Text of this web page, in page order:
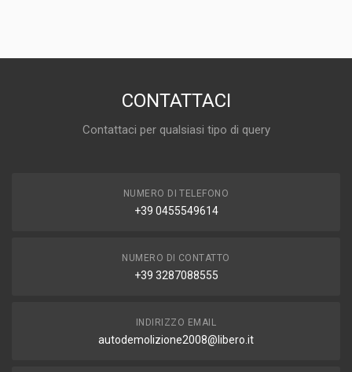
CONTATTACI
Contattaci per qualsiasi tipo di query
NUMERO DI TELEFONO
+39 0455549614
NUMERO DI CONTATTO
+39 3287088555
INDIRIZZO EMAIL
autodemolizione2008@libero.it